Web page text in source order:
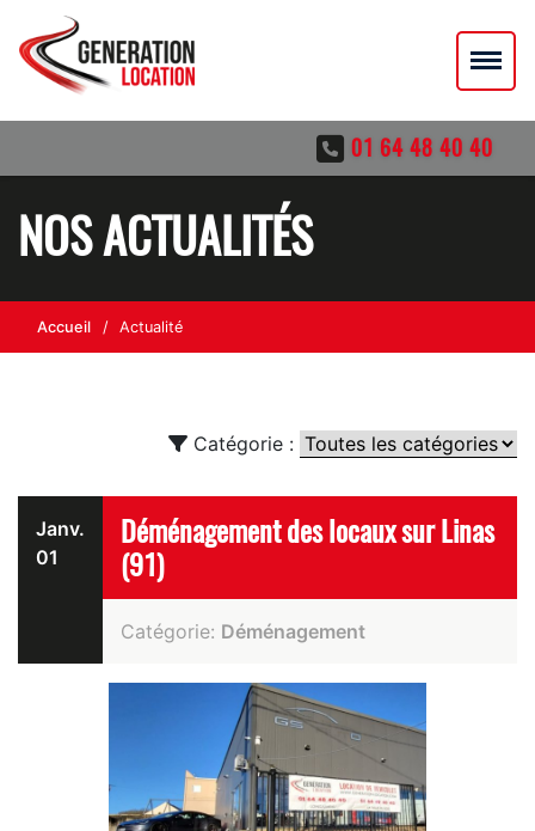
01 64 48 40 40
NOS ACTUALITÉS
Accueil Actualité
Catégorie :
Janv.
01
Déménagement des locaux sur Linas
(91)
Catégorie: Déménagement